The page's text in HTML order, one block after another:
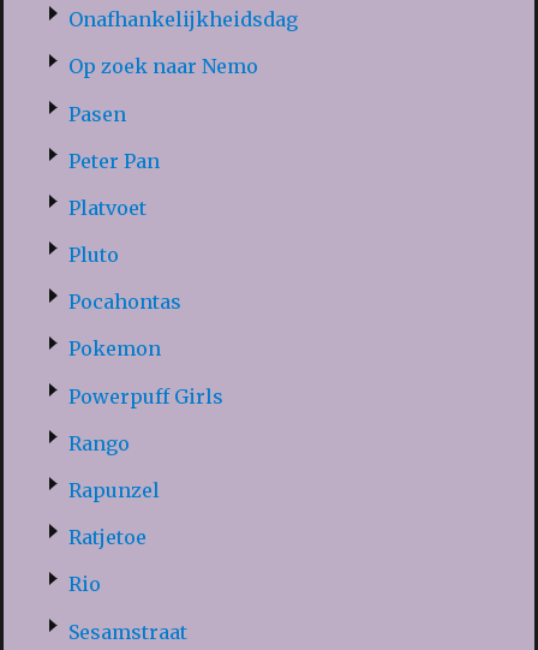
Onafhankelijkheidsdag
Op zoek naar Nemo
Pasen
Peter Pan
Platvoet
Pluto
Pocahontas
Pokemon
Powerpuff Girls
Rango
Rapunzel
Ratjetoe
Rio
Sesamstraat